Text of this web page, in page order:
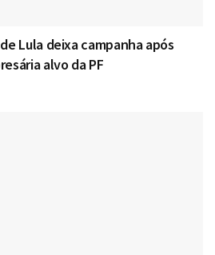
Lula deixa campanha após
alvo da PF